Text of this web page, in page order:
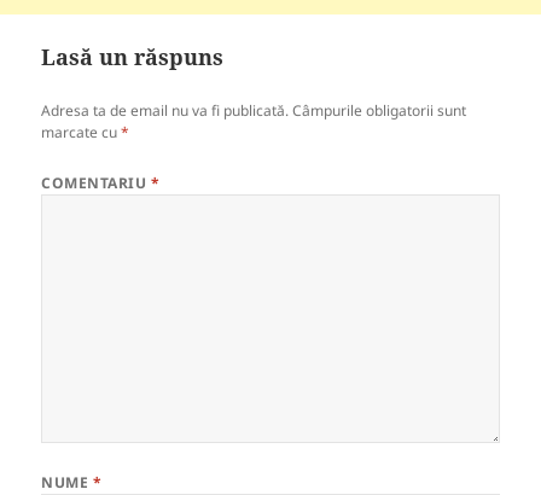
Lasă un răspuns
Adresa ta de email nu va fi publicată. Câmpurile obligatorii sunt
marcate cu*
COMENTARIU *
NUME *